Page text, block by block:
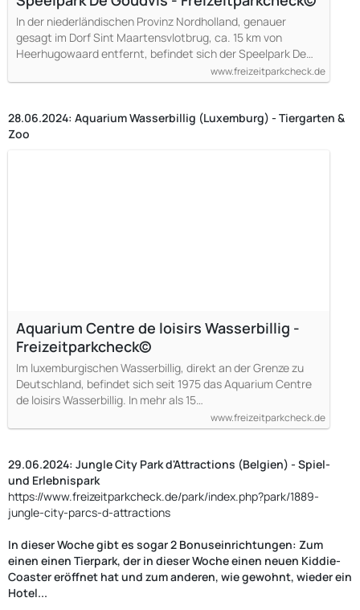
In der niederländischen Provinz Nordholland, genauer
gesagt im Dorf Sint Maartensvlotbrug, ca. 15 km von
Heerhugowaard entfernt, befindet sich der Speelpark De…
www.freizeitparkcheck.de
28.06.2024: Aquarium Wasserbillig (Luxemburg) - Tiergarten &
Zoo
Aquarium Centre de loisirs Wasserbillig -
Freizeitparkcheck©
Im luxemburgischen Wasserbillig, direkt an der Grenze zu
Deutschland, befindet sich seit 1975 das Aquarium Centre
de loisirs Wasserbillig. In mehr als 15…
www.freizeitparkcheck.de
29.06.2024: Jungle City Park d'Attractions (Belgien) - Spiel-
und Erlebnispark
https://www.freizeitparkcheck.de/park/index.php?park/1889-
jungle-city-parcs-d-attractions
In dieser Woche gibt es sogar 2 Bonuseinrichtungen: Zum
einen einen Tierpark, der in dieser Woche einen neuen Kiddie-
Coaster eröffnet hat und zum anderen, wie gewohnt, wieder ein
Hotel...